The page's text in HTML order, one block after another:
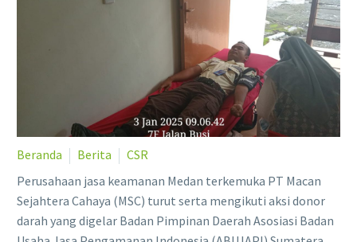
Beranda Berita
CSR
Perusahaan jasa keamanan Medan terkemuka PT Macan
Sejahtera Cahaya (MSC) turut serta mengikuti aksi donor
darah yang digelar Badan Pimpinan Daerah Asosiasi Badan